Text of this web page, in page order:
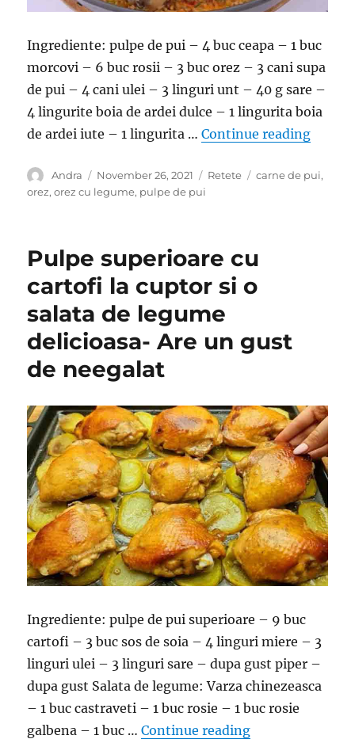
Ingrediente: pulpe de pui – 4 buc ceapa – 1 buc
morcovi – 6 buc rosii – 3 buc orez – 3 cani supa
de pui – 4 cani ulei – 3 linguri unt – 40 g sare –
4 lingurite boia de ardei dulce – 1 lingurita boia
de ardei iute – 1 lingurita …Continue reading“Orez
Author
Andra
Posted
on
November 26, 2021 Categories
Retete Tags
carne de pui,
orez,orez cu legume, pulpe de pui
Pulpe superioare cu
cartofi la cuptor si o
salata de legume
delicioasa- Are un gust
de neegalat
Ingrediente: pulpe de pui superioare – 9 buc
cartofi – 3 buc sos de soia – 4 linguri miere – 3
linguri ulei – 3 linguri sare – dupa gust piper –
dupa gust Salata de legume: Varza chinezeasca
– 1 buc castraveti – 1 buc rosie – 1 buc rosie
galbena – 1 buc …Continue reading“Pulpe